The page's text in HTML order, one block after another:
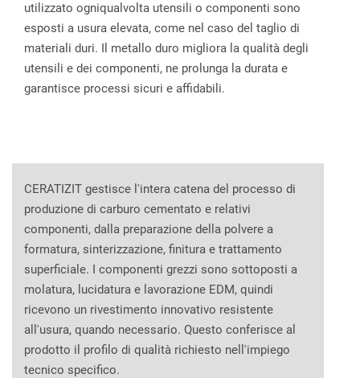
utilizzato ogniqualvolta utensili o componenti sono
esposti a usura elevata, come nel caso del taglio di
materiali duri. Il metallo duro migliora la qualità degli
utensili e dei componenti, ne prolunga la durata e
garantisce processi sicuri e affidabili.
CERATIZIT gestisce l'intera catena del processo di
produzione di carburo cementato e relativi
componenti, dalla preparazione della polvere a
formatura, sinterizzazione, finitura e trattamento
superficiale. I componenti grezzi sono sottoposti a
molatura, lucidatura e lavorazione EDM, quindi
ricevono un rivestimento innovativo resistente
all'usura, quando necessario. Questo conferisce al
prodotto il profilo di qualità richiesto nell'impiego
tecnico specifico.